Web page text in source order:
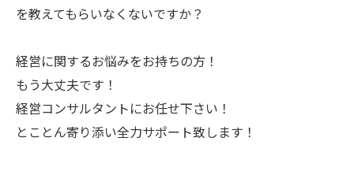
を教えてもらいなくないですか？
経営に関するお悩みをお持ちの方！
もう大丈夫です！
経営コンサルタントにお任せ下さい！
とことん寄り添い全力サポート致します！